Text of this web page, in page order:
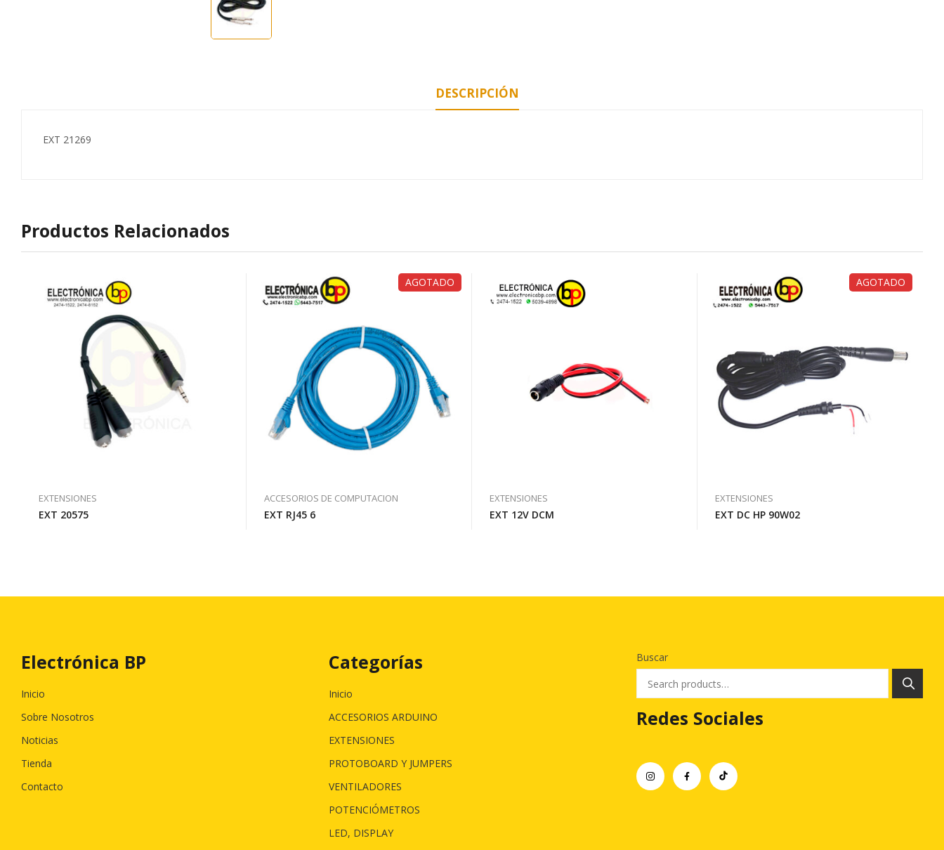
DESCRIPCIÓN
EXT 21269
Productos Relacionados
EXTENSIONES
EXT 20575
AGOTADO
ACCESORIOS DE COMPUTACION
EXT RJ45 6
EXTENSIONES
EXT 12V DCM
AGOTADO
EXTENSIONES
EXT DC HP 90W02
Electrónica BP
Inicio
Sobre Nosotros
Noticias
Tienda
Contacto
Categorías
Inicio
ACCESORIOS ARDUINO
EXTENSIONES
PROTOBOARD Y JUMPERS
VENTILADORES
POTENCIÓMETROS
LED, DISPLAY
Buscar
Redes Sociales